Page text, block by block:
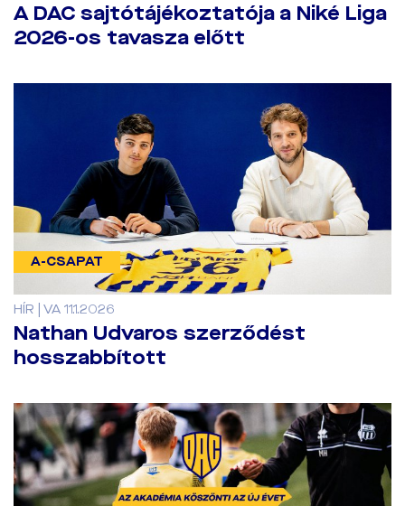
A DAC sajtótájékoztatója a Niké Liga
2026-os tavasza előtt
A-CSAPAT
HÍR | VA 11.1.2026
Nathan Udvaros szerződést
hosszabbított